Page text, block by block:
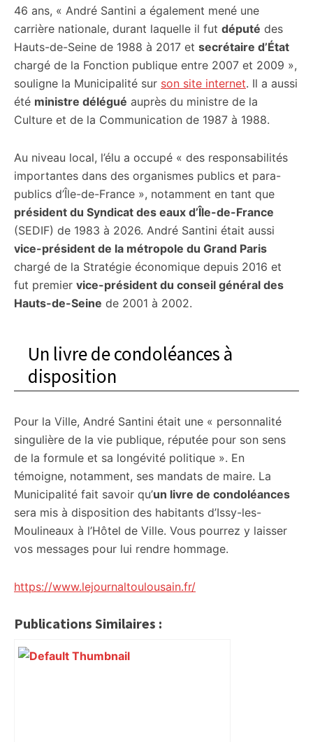
46 ans, « André Santini a également mené une
carrière nationale, durant laquelle il fut député des
Hauts-de-Seine de 1988 à 2017 et secrétaire d’État
chargé de la Fonction publique entre 2007 et 2009 »,
souligne la Municipalité sur son site internet. Il a aussi
été ministre délégué auprès du ministre de la
Culture et de la Communication de 1987 à 1988.
Au niveau local, l’élu a occupé « des responsabilités
importantes dans des organismes publics et para-
publics d’Île-de-France », notamment en tant que
président du Syndicat des eaux d’Île-de-France
(SEDIF) de 1983 à 2026. André Santini était aussi
vice-président de la métropole du Grand Paris
chargé de la Stratégie économique depuis 2016 et
fut premier vice-président du conseil général des
Hauts-de-Seine de 2001 à 2002.
Un livre de condoléances à
disposition
Pour la Ville, André Santini était une « personnalité
singulière de la vie publique, réputée pour son sens
de la formule et sa longévité politique ». En
témoigne, notamment, ses mandats de maire. La
Municipalité fait savoir qu’un livre de condoléances
sera mis à disposition des habitants d’Issy-les-
Moulineaux à l’Hôtel de Ville. Vous pourrez y laisser
vos messages pour lui rendre hommage.
https://www.lejournaltoulousain.fr/
Publications Similaires :